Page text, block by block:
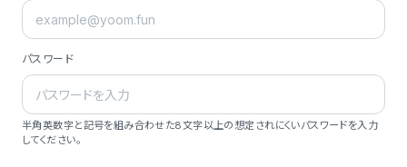
パスワード
半角英数字と記号を組み合わせた8文字以上の想定されにくいパスワードを入力
してください。